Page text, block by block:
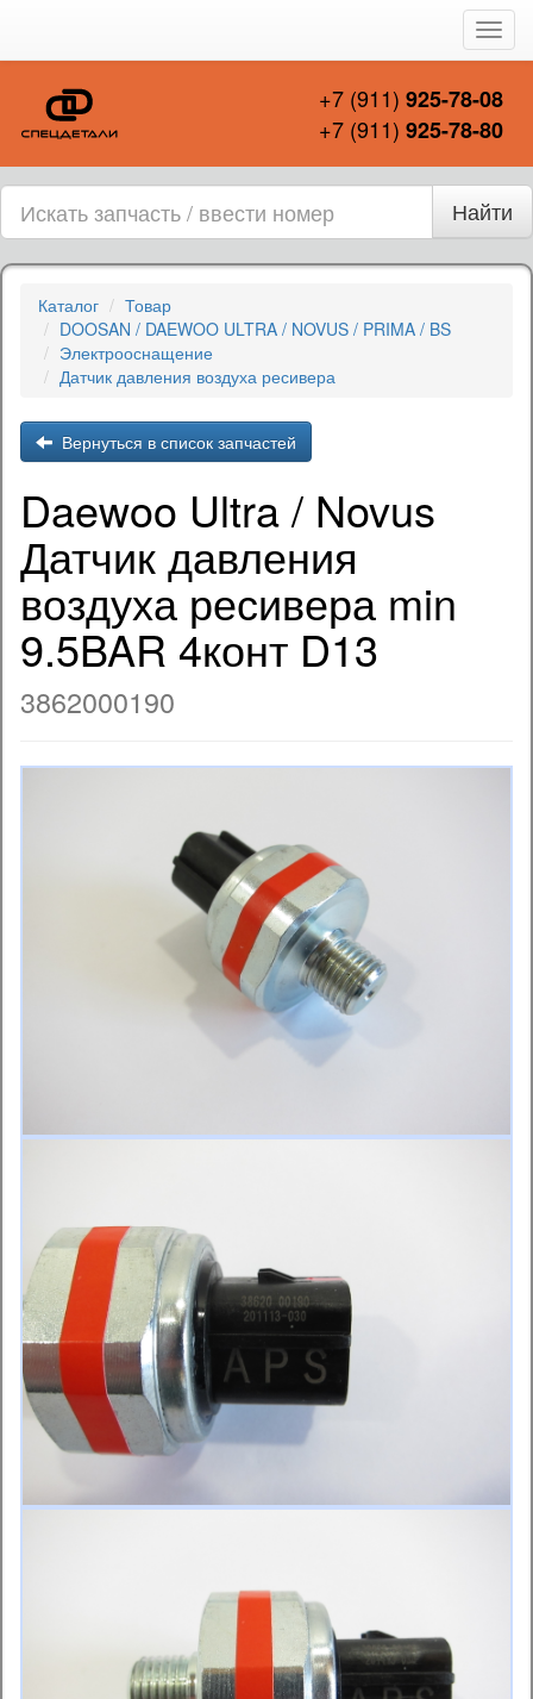
+7 (911) 925-78-08
+7 (911) 925-78-80
Найти
Каталог
Товар
DOOSAN / DAEWOO ULTRA / NOVUS / PRIMA / BS
Электрооснащение
Датчик давления воздуха ресивера
Вернуться в список запчастей
Daewoo Ultra / Novus
Датчик давления
воздуха ресивера min
9.5BAR 4конт D13
3862000190